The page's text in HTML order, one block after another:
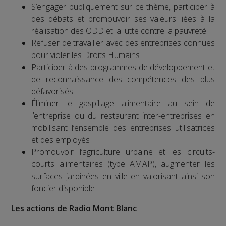
S’engager publiquement sur ce thème, participer à
des débats et promouvoir ses valeurs liées à la
réalisation des ODD et la lutte contre la pauvreté
Refuser de travailler avec des entreprises connues
pour violer les Droits Humains
Participer à des programmes de développement et
de reconnaissance des compétences des plus
défavorisés
Éliminer le gaspillage alimentaire au sein de
l’entreprise ou du restaurant inter-entreprises en
mobilisant l’ensemble des entreprises utilisatrices
et des employés
Promouvoir l’agriculture urbaine et les circuits-
courts alimentaires (type AMAP), augmenter les
surfaces jardinées en ville en valorisant ainsi son
foncier disponible
Les actions de Radio Mont Blanc